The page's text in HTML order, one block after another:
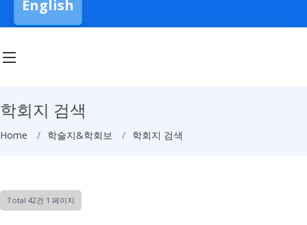
English
학회지 검색
Home 학술지&학회보 학회지 검색
Total 42건 1 페이지